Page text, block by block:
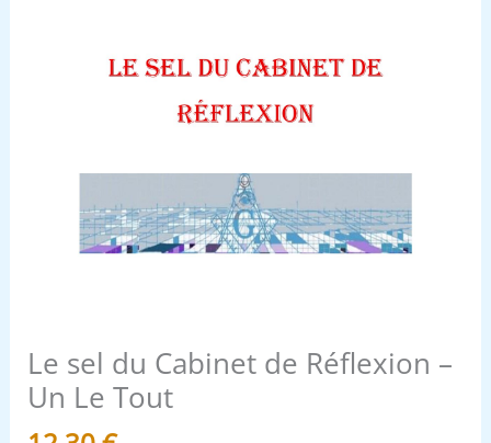
Le sel du Cabinet de Réflexion –
Un Le Tout